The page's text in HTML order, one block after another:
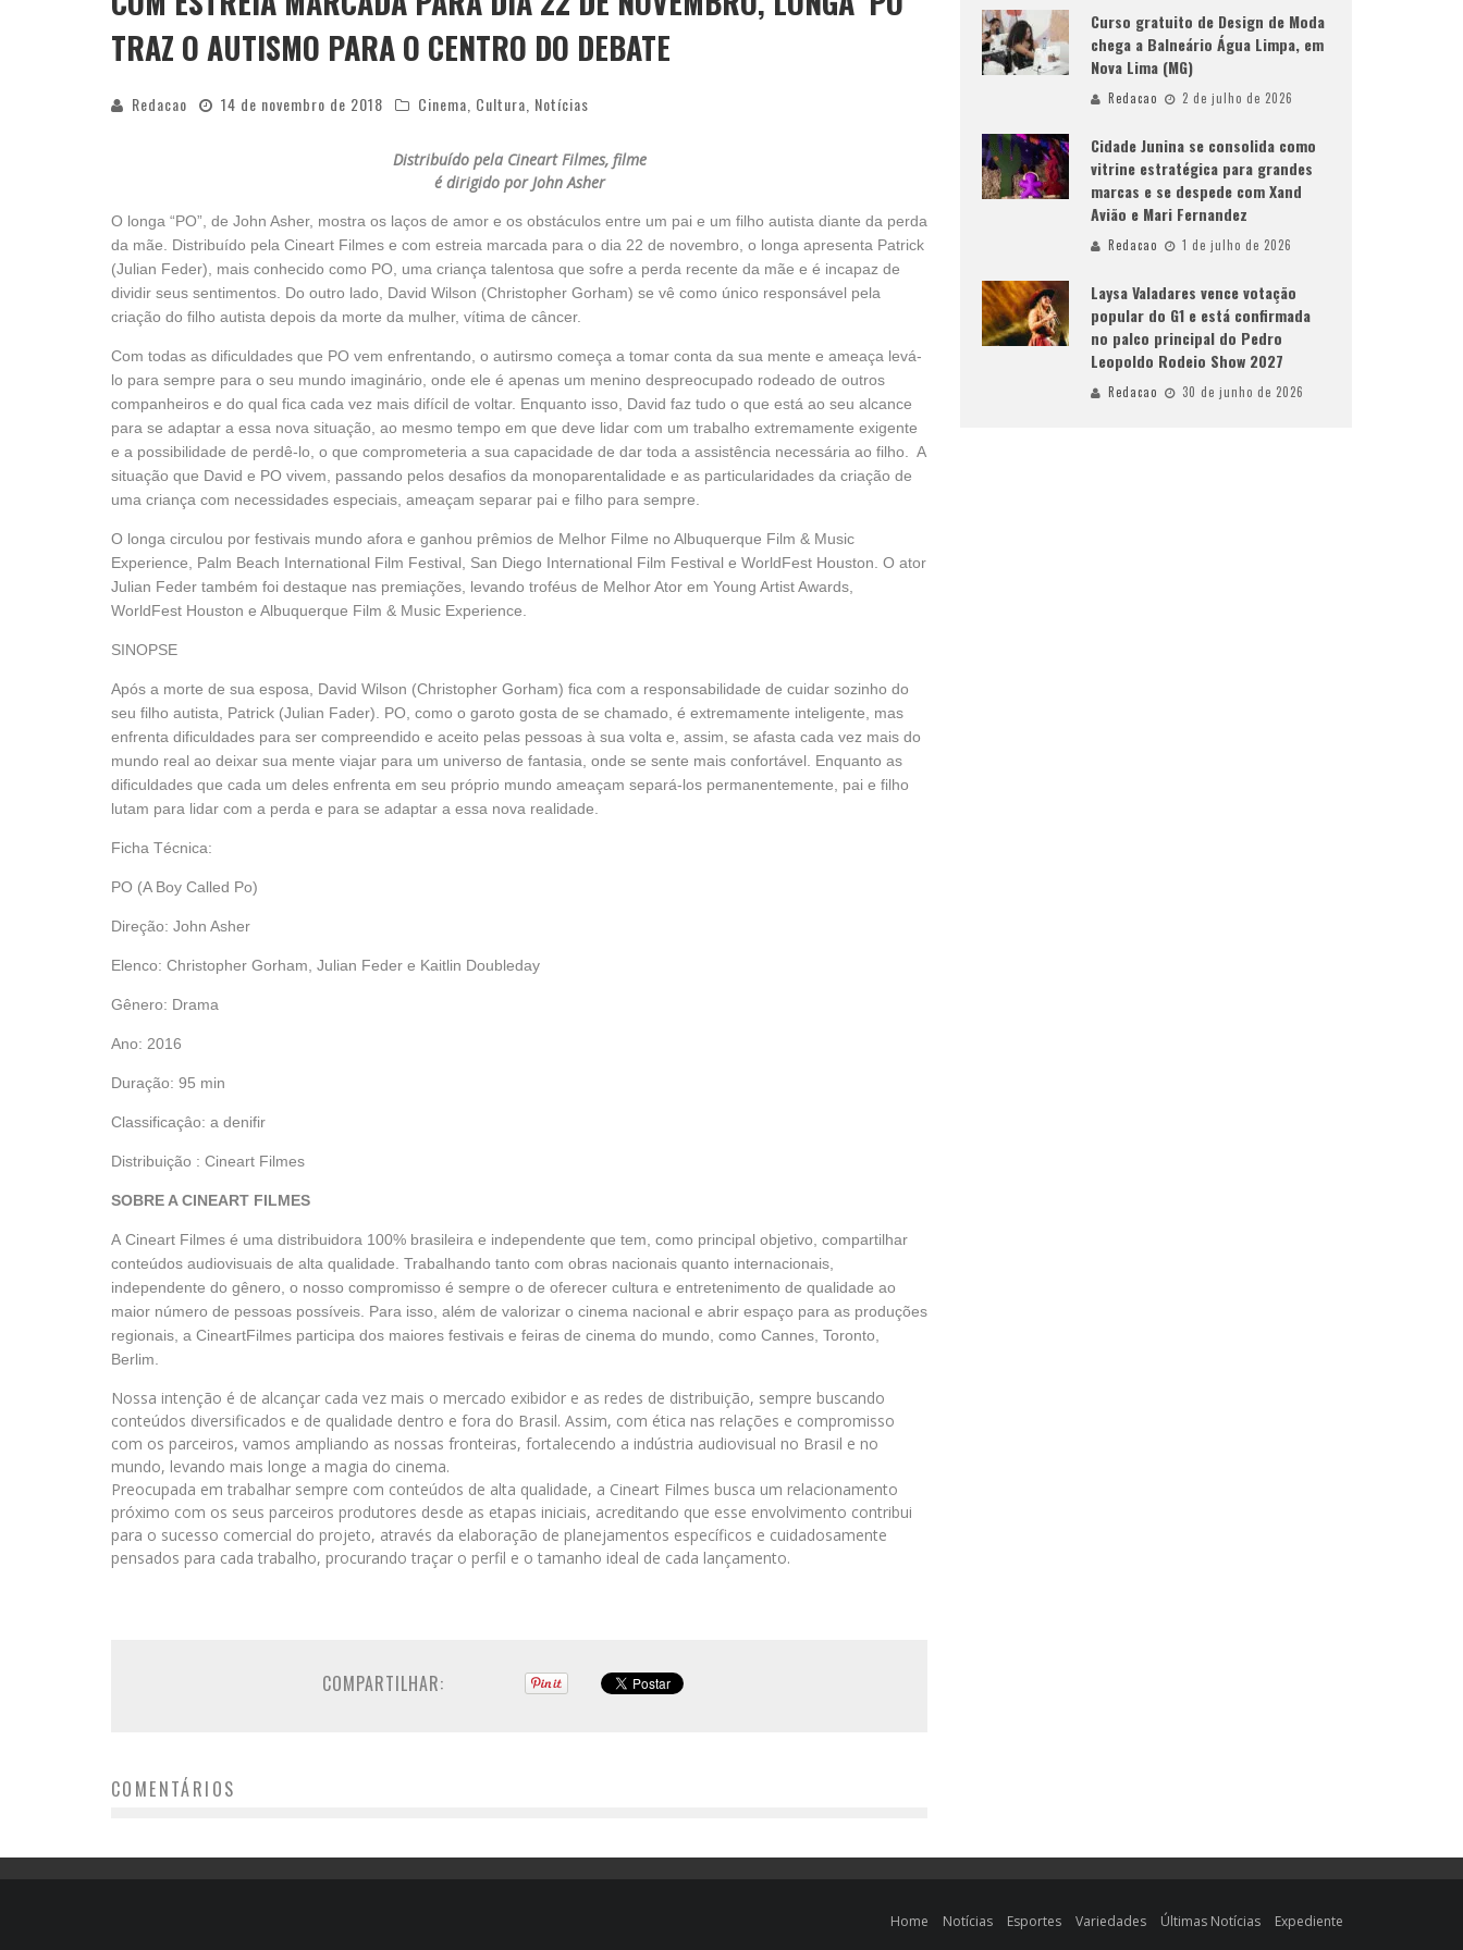
TRAZ O AUTISMO PARA O CENTRO DO DEBATE
Redacao 14 de novembro de 2018 Cinema Cultura Notícias
Distribuído pela Cineart Filmes, filme
é dirigido por John Asher
O longa “PO”, de John Asher, mostra os laços de amor e os obstáculos entre um pai e um filho autista diante da perda
da mãe. Distribuído pela Cineart Filmes e com estreia marcada para o dia 22 de novembro, o longa apresenta Patrick
(Julian Feder), mais conhecido como PO, uma criança talentosa que sofre a perda recente da mãe e é incapaz de
dividir seus sentimentos. Do outro lado, David Wilson (Christopher Gorham) se vê como único responsável pela
criação do filho autista depois da morte da mulher, vítima de câncer.
Com todas as dificuldades que PO vem enfrentando, o autirsmo começa a tomar conta da sua mente e ameaça levá-
lo para sempre para o seu mundo imaginário, onde ele é apenas um menino despreocupado rodeado de outros
companheiros e do qual fica cada vez mais difícil de voltar. Enquanto isso, David faz tudo o que está ao seu alcance
para se adaptar a essa nova situação, ao mesmo tempo em que deve lidar com um trabalho extremamente exigente
e a possibilidade de perdê-lo, o que comprometeria a sua capacidade de dar toda a assistência necessária ao filho. A
situação que David e PO vivem, passando pelos desafios da monoparentalidade e as particularidades da criação de
uma criança com necessidades especiais, ameaçam separar pai e filho para sempre.
O longa circulou por festivais mundo afora e ganhou prêmios de Melhor Filme no Albuquerque Film & Music
Experience, Palm Beach International Film Festival, San Diego International Film Festival e WorldFest Houston. O ator
Julian Feder também foi destaque nas premiações, levando troféus de Melhor Ator em Young Artist Awards,
WorldFest Houston e Albuquerque Film & Music Experience.
SINOPSE
Após a morte de sua esposa, David Wilson (Christopher Gorham) fica com a responsabilidade de cuidar sozinho do
seu filho autista, Patrick (Julian Fader). PO, como o garoto gosta de se chamado, é extremamente inteligente, mas
enfrenta dificuldades para ser compreendido e aceito pelas pessoas à sua volta e, assim, se afasta cada vez mais do
mundo real ao deixar sua mente viajar para um universo de fantasia, onde se sente mais confortável. Enquanto as
dificuldades que cada um deles enfrenta em seu próprio mundo ameaçam separá-los permanentemente, pai e filho
lutam para lidar com a perda e para se adaptar a essa nova realidade.
Ficha Técnica:
PO (A Boy Called Po)
Direção: John Asher
Elenco: Christopher Gorham, Julian Feder e Kaitlin Doubleday
Gênero: Drama
Ano: 2016
Duração: 95 min
Classificaçâo: a denifir
Distribuição : Cineart Filmes
SOBRE A CINEART FILMES
A Cineart Filmes é uma distribuidora 100% brasileira e independente que tem, como principal objetivo, compartilhar
conteúdos audiovisuais de alta qualidade. Trabalhando tanto com obras nacionais quanto internacionais,
independente do gênero, o nosso compromisso é sempre o de oferecer cultura e entretenimento de qualidade ao
maior número de pessoas possíveis. Para isso, além de valorizar o cinema nacional e abrir espaço para as produções
regionais, a CineartFilmes participa dos maiores festivais e feiras de cinema do mundo, como Cannes, Toronto,
Berlim.
Nossa intenção é de alcançar cada vez mais o mercado exibidor e as redes de distribuição, sempre buscando
conteúdos diversificados e de qualidade dentro e fora do Brasil. Assim, com ética nas relações e compromisso
com os parceiros, vamos ampliando as nossas fronteiras, fortalecendo a indústria audiovisual no Brasil e no
mundo, levando mais longe a magia do cinema.
Preocupada em trabalhar sempre com conteúdos de alta qualidade, a Cineart Filmes busca um relacionamento
próximo com os seus parceiros produtores desde as etapas iniciais, acreditando que esse envolvimento contribui
para o sucesso comercial do projeto, através da elaboração de planejamentos específicos e cuidadosamente
pensados para cada trabalho, procurando traçar o perfil e o tamanho ideal de cada lançamento.
COMPARTILHAR:
COMENTÁRIOS
Curso gratuito de Design de Moda
chega a Balneário Água Limpa, em
Nova Lima (MG)
Redacao 2 de julho de 2026
Cidade Junina se consolida como
vitrine estratégica para grandes
marcas e se despede com Xand
Avião e Mari Fernandez
Redacao 1 de julho de 2026
Laysa Valadares vence votação
popular do G1 e está confirmada
no palco principal do Pedro
Leopoldo Rodeio Show 2027
Redacao 30 de junho de 2026
Home Notícias Esportes Variedades Últimas Notícias Expediente